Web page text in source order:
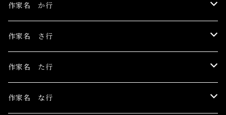
伊豫田晃一
浅野サキ
飴屋晶貴
杏ひろと
作家名 か行
黒木美都子
勝田麻子
草羽揺二
作家名 さ行
関野栄美
佐々木茜
作家名 た行
玉村のどか
作家名 な行